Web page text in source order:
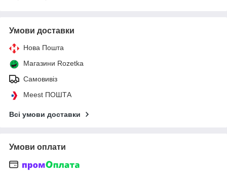
Умови доставки
Нова Пошта
Магазини Rozetka
Самовивіз
Meest ПОШТА
Всі умови доставки
Умови оплати